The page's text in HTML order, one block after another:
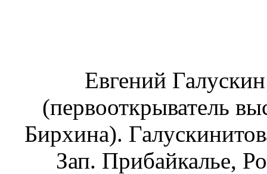
Евгений
(первооткрыватель
Бирхина).
Зап. Прибайкалье,